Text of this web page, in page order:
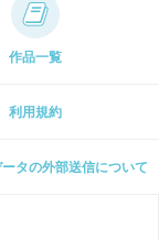
作品一覧
利用規約
タの外部送信について